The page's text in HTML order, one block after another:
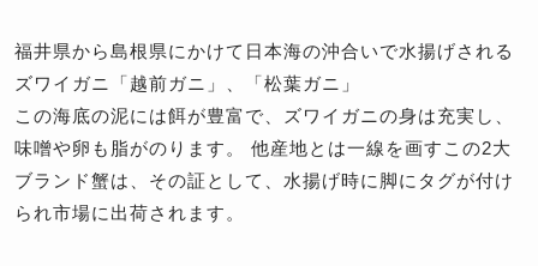
福井県から島根県にかけて日本海の沖合いで水揚げされる
ズワイガニ「越前ガニ」、「松葉ガニ」
この海底の泥には餌が豊富で、ズワイガニの身は充実し、
味噌や卵も脂がのります。 他産地とは一線を画すこの2大
ブランド蟹は、その証として、水揚げ時に脚にタグが付け
られ市場に出荷されます。